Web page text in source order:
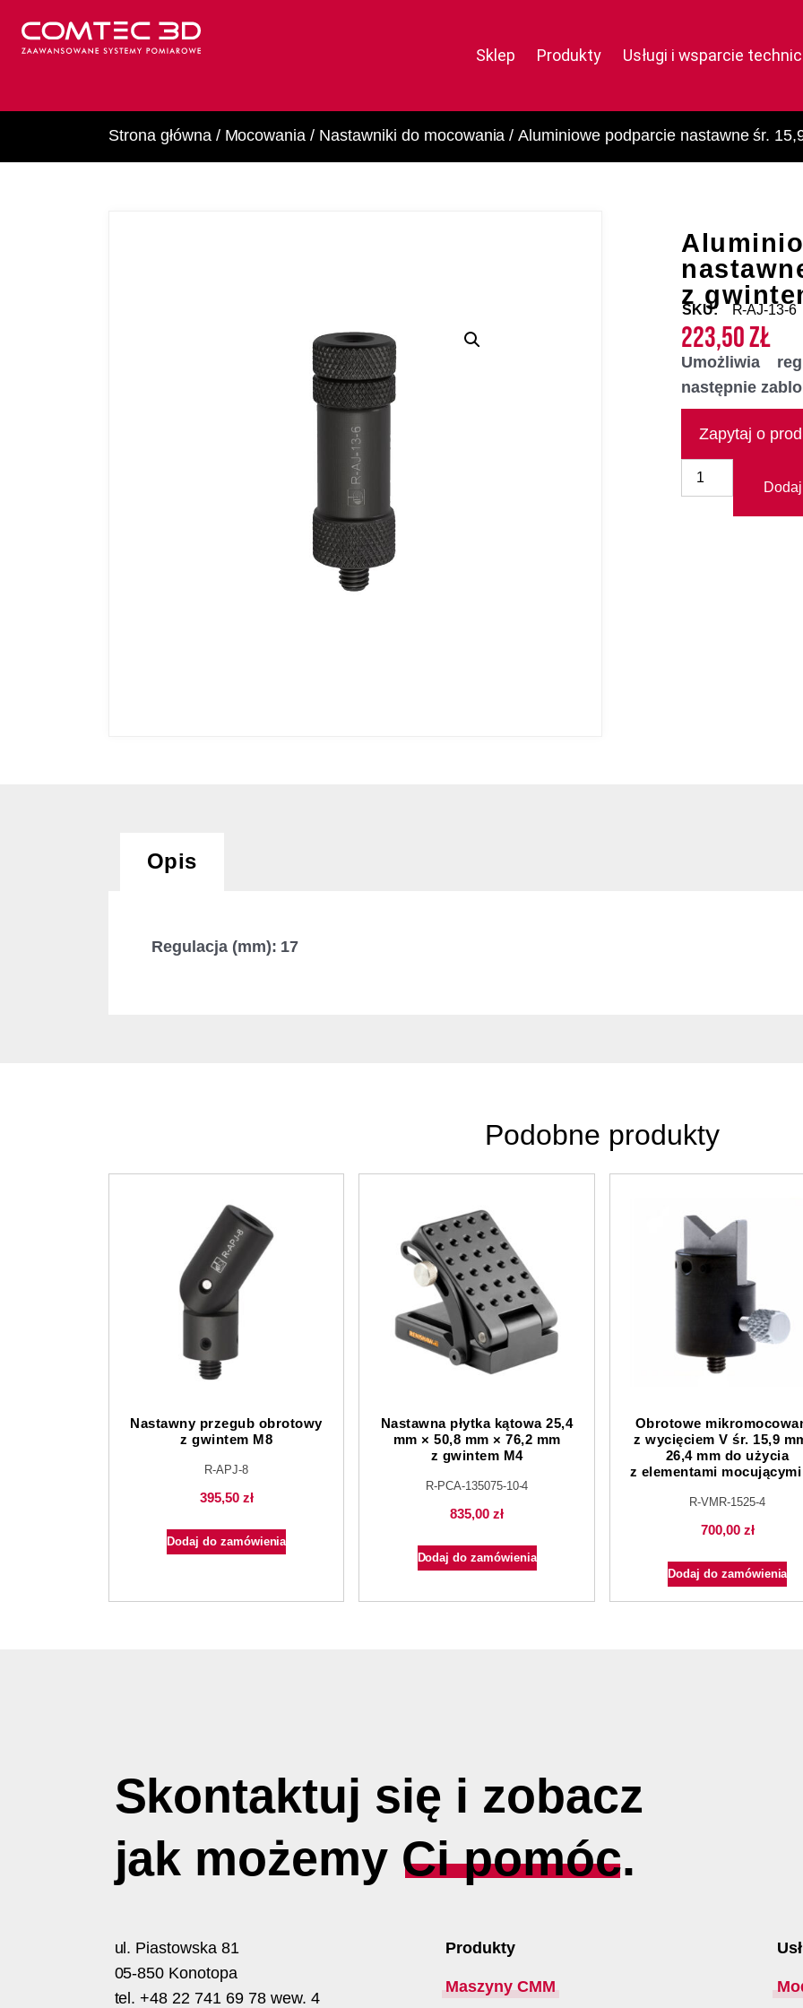
Sklep Produkty Usługi i wsparcie
Strona główna/ Mocowania / Nastawniki do mocowania / Aluminiowe podparcie nastawne śr.
z
SKU: R-AJ-13-6
223,50zł
Umożliwia
następnie
Zapytaj o
Opis
Regulacja (mm): 17
Podobne produkty
Nastawny przegub obrotowy
z gwintem M8
R-APJ-8
395,50 zł
Dodaj do zamówienia
Nastawna płytka kątowa 25,4
mm × 50,8 mm × 76,2 mm
z gwintem M4
R-PCA-135075-10-4
835,00zł
Dodaj do zamówienia
Obrotowe
z wycięciem V śr. 15,9
26,4 mm do użycia
z elementami
R-VMR-1525-4
700,00 zł
Dodaj do zamówienia
Skontaktuj się i zobacz
jak możemy Ci pomóc.
ul. Piastowska 81
05-850 Konotopa
tel. +48 22 741 69 78 wew. 4
Produkty
Maszyny CMM